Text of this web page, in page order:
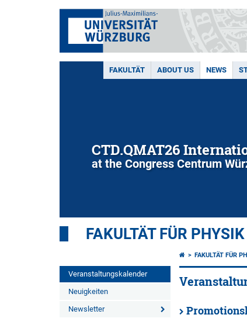
FAKULTÄT ABOUT US NEWS
CTD.QMAT26
at the Congress Centrum
FAKULTÄT FÜR
Veranstaltungskalender
Neuigkeiten
Newsletter
FAKULTÄT FÜR